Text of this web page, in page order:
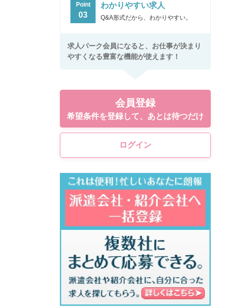
Point
03
わかりやすい求人
Q&A形式だから、わかりやすい。
求人パーク会員になると、お仕事が決まり
やすくなる豊富な機能が使えます！
会員登録
希望条件を登録して、あとは待つだけ
ログイン